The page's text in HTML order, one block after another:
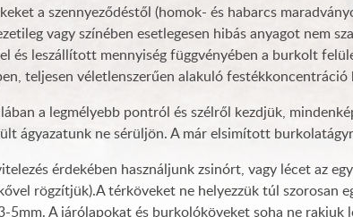
a szennyeződéstől (homok- és habarcs
vagy színében esetlegesen hibás anyagot nem
és leszállított mennyiség függvényében a burkolt
teljesen véletlenszerűen alakuló
a legmélyebb pontról és szélről kezdjük,
ágyazatunk ne sérüljön. A már elsimított
érdekében használjunk zsinórt, vagy lécet az
rögzítjük).A térköveket ne helyezzük túl szorosan
A járólapokat és burkolóköveket soha ne rakjuk